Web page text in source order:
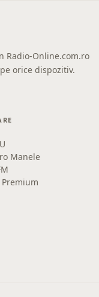
Radio-Online.com.ro
orice dispozitiv.
Manele